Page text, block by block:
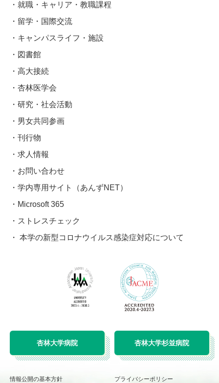
就職・キャリア・教職課程
留学・国際交流
キャンパスライフ・施設
図書館
高大接続
杏林医学会
研究・社会活動
男女共同参画
刊行物
求人情報
お問い合わせ
学内専用サイト（あんずNET）
Microsoft 365
ストレスチェック
本学の新型コロナウイルス感染症対応について
杏林大学病院 杏林大学杉並病院
情報公開の基本方針 プライバシーポリシー